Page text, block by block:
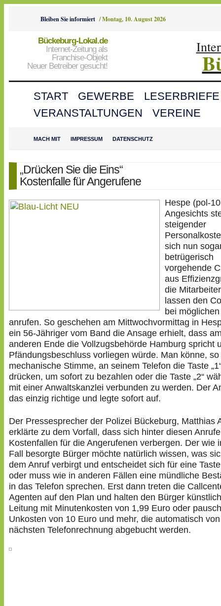
Bleiben Sie informiert /Montag, 10. August 2026
Bückeburg-Lokal.de
Internet-Zeitung als
Franchise-Objekt
Neuer Betreiber gesucht!
START GEWERBE
LESERBRIEFE
VERANSTALTUNGEN
VEREINE
MACH MIT IMPRESSUM DATENSCHUTZ
„Drücken Sie die Eins“
Kostenfalle für Angerufene
Hespe (pol-
Angesichts
steigender
sich nun
betrügerisch
vorgehende
aus
die
lassen den
bei
anrufen. So geschehen am Mittwochvormittag in
ein 56-Jähriger vom Band die Ansage erhielt, dass
anderen Ende die Vollzugsbehörde Hamburg spricht
Pfändungsbeschluss vorliegen würde. Man könne, so
mechanische Stimme, an seinem Telefon die Taste
drücken, um sofort zu bezahlen oder die Taste „2“
mit einer Anwaltskanzlei verbunden zu werden. Der
das einzig richtige und legte sofort auf.
Der Pressesprecher der Polizei Bückeburg, Matthias
erklärte zu dem Vorfall, dass sich hinter diesen
Kostenfallen für die Angerufenen verbergen. Der wie
Fall besorgte Bürger möchte natürlich wissen, was
dem Anruf verbirgt und entscheidet sich für eine
oder muss wie in anderen Fällen eine mündliche
in das Telefon sprechen. Erst dann treten die
Agenten auf den Plan und halten den Bürger
Leitung mit Minutenkosten von 1,99 Euro oder
Unkosten von 10 Euro und mehr, die automatisch
nächsten Telefonrechnung abgebucht werden.